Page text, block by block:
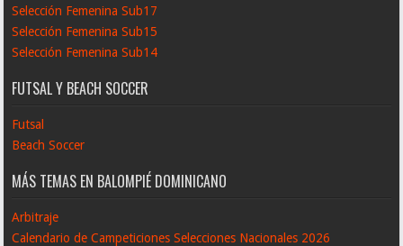
Selección Femenina Sub17
Selección Femenina Sub15
Selección Femenina Sub14
FUTSAL Y BEACH SOCCER
Futsal
Beach Soccer
MÁS TEMAS EN BALOMPIÉ DOMINICANO
Arbitraje
Calendario de Campeticiones Selecciones Nacionales 2026